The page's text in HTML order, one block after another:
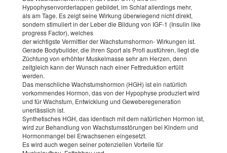
Hypophysenvorderlappen gebildet, im Schlaf allerdings mehr,
als am Tage. Es zeigt seine Wirkung überwiegend nicht direkt,
sondern stimuliert in der Leber die Bildung von IGF-1 (Insulin like
progress Factor), welches
der wichtigste Vermittler der Wachstumshormon- Wirkungen ist.
Gerade Bodybuilder, die ihren Sport als Profi ausführen, liegt die
Züchtung von erhöhter Muskelmasse sehr am Herzen, denn
zeitgleich kann der Wunsch nach einer Fettreduktion erfüllt
werden.
Das menschliche Wachstumshormon (HGH) ist ein natürlich
vorkommendes Hormon, das von der Hypophyse produziert wird
und für Wachstum, Entwicklung und Geweberegeneration
unerlässlich ist.
Synthetisches HGH, das identisch mit dem natürlichen Hormon ist,
wird zur Behandlung von Wachstumsstörungen bei Kindern und
Hormonmangel bei Erwachsenen eingesetzt.
Es wird auch wegen seiner potenziellen Vorteile für